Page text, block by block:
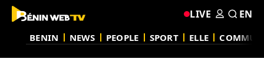
BENIN NEWS PEOPLE SPORT ELLE
LIVE EN